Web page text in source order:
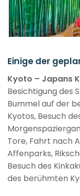
Einige der
Kyoto – Japans
Besichtigung des
Bummel auf der
Kyotos, Besuch
Tore, Fahrt nach
Affenparks,
Besuch des
des berühmten